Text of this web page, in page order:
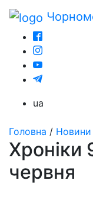
ua
Головна / Новини
Хроніки
червня